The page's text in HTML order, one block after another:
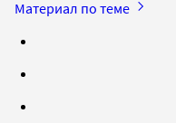
Материал по теме